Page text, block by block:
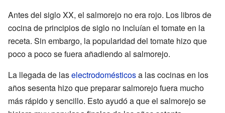
Antes del siglo XX, el salmorejo no era rojo. Los libros de
cocina de principios de siglo no incluían el tomate en la
receta. Sin embargo, la popularidad del tomate hizo que
poco a poco se fuera añadiendo al salmorejo.
La llegada de laselectrodomésticosa las cocinas en los
años sesenta hizo que preparar salmorejo fuera mucho
más rápido y sencillo. Esto ayudó a que el salmorejo se